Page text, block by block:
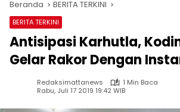
Beranda BERITA TERKINI
BERITA TERKINI
Antisipasi Karhutla,
Gelar Rakor Dengan
Redaksimattanews
1 Min Baca
Rabu, Juli 17 2019 19:42 WIB